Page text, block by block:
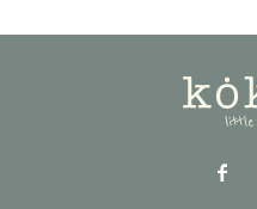
